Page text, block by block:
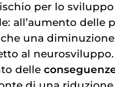
per lo
all’aumento delle
una
al
delle